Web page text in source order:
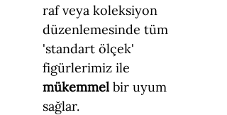
raf veya koleksiyon
düzenlemesinde tüm
'standart ölçek'
figürlerimiz ile
mükemmel bir uyum
sağlar.